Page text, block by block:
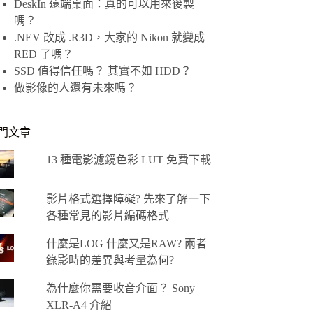
DeskIn 遠端桌面：真的可以用來後製
嗎？
.NEV 改成 .R3D，大家的 Nikon 就變成
RED 了嗎？
SSD 值得信任嗎？ 其實不如 HDD？
做影像的人還有未來嗎？
文章
13 種電影濾鏡色彩 LUT 免費下載
影片格式選擇障礙? 先來了解一下
各種常見的影片編碼格式
什麼是LOG 什麼又是RAW? 兩者
錄影時的差異與考量為何?
為什麼你需要收音介面？ Sony
XLR-A4 介紹